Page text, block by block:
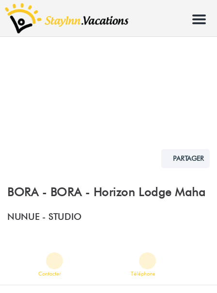
Menu
PARTAGER
BORA - BORA - Horizon Lodge Maha
NUNUE -STUDIO
Contacter Téléphone